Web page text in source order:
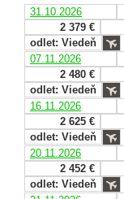
31.10.2026
2 379 €
odlet: Viedeň
07.11.2026
2 480 €
odlet: Viedeň
16.11.2026
2 625 €
odlet: Viedeň
20.11.2026
2 452 €
odlet: Viedeň